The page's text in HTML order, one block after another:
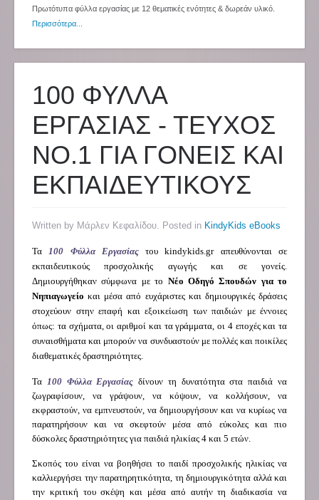
Πρωτότυπα φύλλα εργασίας με 12 θεματικές ενότητες & δωρεάν υλικό.
Περισσότερα...
100 ΦΥΛΛΑ
ΕΡΓΑΣΙΑΣ - ΤΕΥΧΟΣ
NO.1 ΓΙΑ ΓΟΝΕΙΣ ΚΑΙ
ΕΚΠΑΙΔΕΥΤΙΚΟΥΣ
Written by Μάρλεν Κεφαλίδου. Posted in KindyKids eBooks
Τα100 Φύλλα Εργασίαςτουkindykids.grαπευθύνονται σε
εκπαιδευτικούς προσχολικής αγωγής και σε γονείς.
Δημιουργήθηκαν σύμφωνα με το Νέο Οδηγό Σπουδών για το
Νηπιαγωγείο και μέσα από ευχάριστες και δημιουργικές δράσεις
στοχεύουν στην επαφή και εξοικείωση των παιδιών με έννοιες
όπως: τα σχήματα, οι αριθμοί και τα γράμματα, οι 4 εποχές και τα
συναισθήματα και μπορούν να συνδυαστούν με πολλές και ποικίλες
διαθεματικές δραστηριότητες.
Τα 100 Φύλλα Εργασίας δίνουν τη δυνατότητα στα παιδιά να
ζωγραφίσουν, να γράψουν, να κόψουν, να κολλήσουν, να
εκφραστούν, να εμπνευστούν, να δημιουργήσουν και να κυρίως να
παρατηρήσουν και να σκεφτούν μέσα από εύκολες και πιο
δύσκολες δραστηριότητες για παιδιά ηλικίας 4 και 5 ετών.
Σκοπός του είναι να βοηθήσει το παιδί προσχολικής ηλικίας να
καλλιεργήσει την παρατηρητικότητα, τη δημιουργικότητα αλλά και
την κριτική του σκέψη και μέσα από αυτήν τη διαδικασία να